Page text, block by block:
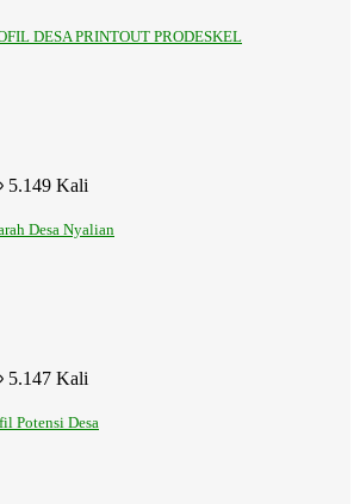
DESA PRINTOUT PRODESKEL
5.149 Kali
Desa Nyalian
5.147 Kali
Potensi Desa